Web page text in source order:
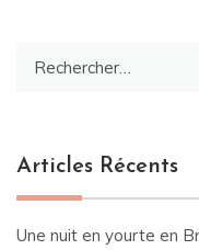
Articles Récents
Une nuit en yourte en